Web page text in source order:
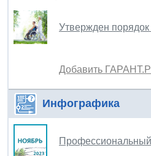
Утвержден
Добавить
Инфографика